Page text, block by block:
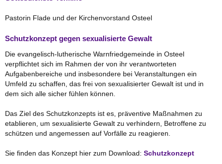
Pastorin Flade und der Kirchenvorstand Osteel
Schutzkonzept gegen sexualisierte Gewalt
Die evangelisch-lutherische Warnfriedgemeinde in Osteel
verpflichtet sich im Rahmen der von ihr verantworteten
Aufgabenbereiche und insbesondere bei Veranstaltungen ein
Umfeld zu schaffen, das frei von sexualisierter Gewalt ist und in
dem sich alle sicher fühlen können.
Das Ziel des Schutzkonzepts ist es, präventive Maßnahmen zu
etablieren, um sexualisierte Gewalt zu verhindern, Betroffene zu
schützen und angemessen auf Vorfälle zu reagieren.
Sie finden das Konzept hier zum Download: Schutzkonzept